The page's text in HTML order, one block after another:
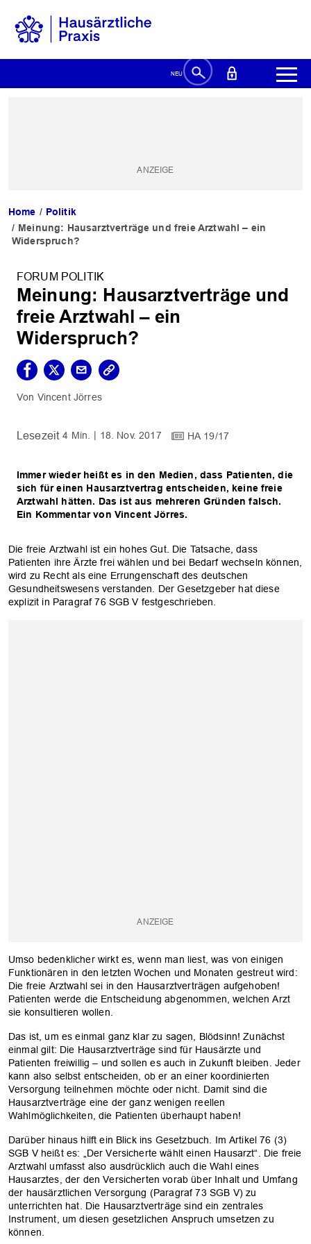
Home
Politik
Meinung: Hausarztverträge und freie Arztwahl – ein
Widerspruch?
FORUM POLITIK
Meinung: Hausarztverträge und
freie Arztwahl – ein
Widerspruch?
Vincent Jörres
4 Min. 18. Nov. 2017 HA 19/17
Immer wieder heißt es in den Medien, dass Patienten, die
sich für einen Hausarztvertrag entscheiden, keine freie
Arztwahl hätten. Das ist aus mehreren Gründen falsch.
Ein Kommentar von Vincent Jörres.
Die freie Arztwahl ist ein hohes Gut. Die Tatsache, dass
Patienten ihre Ärzte frei wählen und bei Bedarf wechseln können,
wird zu Recht als eine Errungenschaft des deutschen
Gesundheitswesens verstanden. Der Gesetzgeber hat diese
explizit in Paragraf 76 SGB V festgeschrieben.
Umso bedenklicher wirkt es, wenn man liest, was von einigen
Funktionären in den letzten Wochen und Monaten gestreut wird:
Die freie Arztwahl sei in den Hausarztverträgen aufgehoben!
Patienten werde die Entscheidung abgenommen, welchen Arzt
sie konsultieren wollen.
Das ist, um es einmal ganz klar zu sagen, Blödsinn! Zunächst
einmal gilt: Die Hausarztverträge sind für Hausärzte und
Patienten freiwillig – und sollen es auch in Zukunft bleiben. Jeder
kann also selbst entscheiden, ob er an einer koordinierten
Versorgung teilnehmen möchte oder nicht. Damit sind die
Hausarztverträge eine der ganz wenigen reellen
Wahlmöglichkeiten, die Patienten überhaupt haben!
Darüber hinaus hilft ein Blick ins Gesetzbuch. Im Artikel 76 (3)
SGB V heißt es: „Der Versicherte wählt einen Hausarzt“. Die freie
Arztwahl umfasst also ausdrücklich auch die Wahl eines
Hausarztes, der den Versicherten vorab über Inhalt und Umfang
der hausärztlichen Versorgung (Paragraf 73 SGB V) zu
unterrichten hat. Die Hausarztverträge sind ein zentrales
Instrument, um diesen gesetzlichen Anspruch umsetzen zu
können.